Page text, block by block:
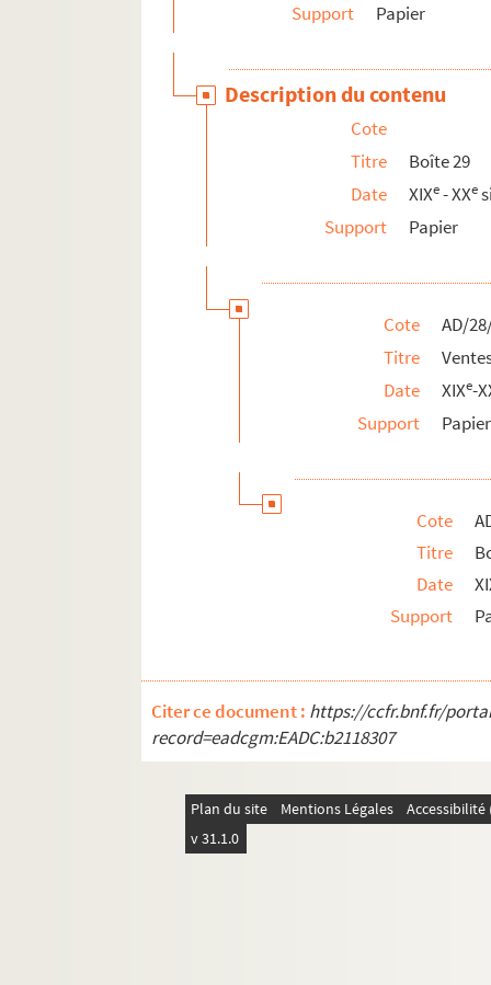
Support
Papier
Description du contenu
Cote
Titre
Boîte 29
Date
XIXe- XXe
Support
Papier
Cote
AD/
Titre
Date
XIXe-
Support
Papier
Cote
Titre
Date
Support
Citer ce document : https://ccfr.bnf.fr/
record=eadcgm:EADC:b2118307
Plan du site Mentions Légales
v 31.1.0